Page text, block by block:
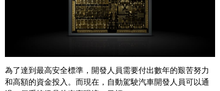
TÜV SÜD 宣布全球首個自動駕駛系統級晶片達到最嚴格安全
為了達到最高安全標準，開發人員需要付出數年的艱苦努力
和高額的資金投入。而現在，自動駕駛汽車開發人員可以通